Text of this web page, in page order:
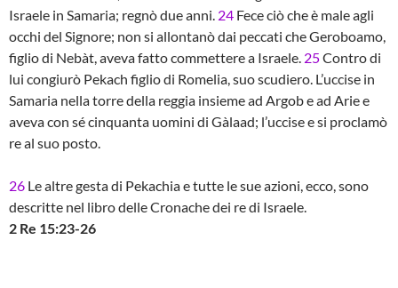
Israele in Samaria; regnò due anni. 24 Fece ciò che è male agli
occhi del Signore; non si allontanò dai peccati che Geroboamo,
figlio di Nebàt, aveva fatto commettere a Israele. 25Contro di
lui congiurò Pekach figlio di Romelia, suo scudiero. L’uccise in
Samaria nella torre della reggia insieme ad Argob e ad Arie e
aveva con sé cinquanta uomini di Gàlaad; l’uccise e si proclamò
re al suo posto.
26 Le altre gesta di Pekachia e tutte le sue azioni, ecco, sono
descritte nel libro delle Cronache dei re di Israele.
2 Re 15:23-26